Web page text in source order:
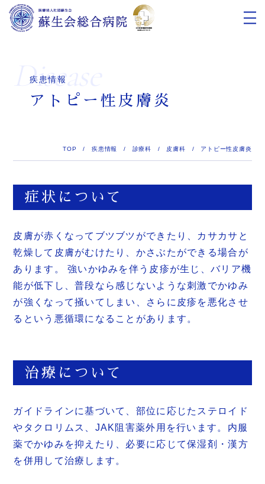
Disease
疾患情報
アトピー性皮膚炎
TOP / 疾患情報 / 診療科 / 皮膚科 / アトピー性皮膚炎
症状について
皮膚が赤くなってブツブツができたり、カサカサと
乾燥して皮膚がむけたり、かさぶたができる場合が
あります。 強いかゆみを伴う皮疹が生じ、バリア機
能が低下し、普段なら感じないような刺激でかゆみ
が強くなって掻いてしまい、さらに皮疹を悪化させ
るという悪循環になることがあります。
治療について
ガイドラインに基づいて、部位に応じたステロイド
やタクロリムス、JAK阻害薬外用を行います。内服
薬でかゆみを抑えたり、必要に応じて保湿剤・漢方
を併用して治療します。